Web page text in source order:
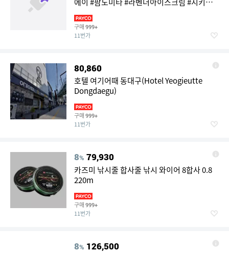
이노오카 #트랙터탑승 #삿포로2연박 #3대게
+주류+음료 무제한
구매 999+
11번가
80,860
호텔 여기어때 동대구(Hotel Yeogieutte
Dongdaegu)
구매 999+
11번가
8% 79,930
카즈미 낚시줄 합사줄 낚시 와이어 8합사 0.8
220m
구매 999+
11번가
8% 126,500